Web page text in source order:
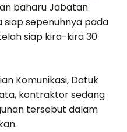
baharu Jabatan
siap sepenuhnya pada
siap kira-kira 30
Komunikasi, Datuk
kontraktor sedang
tersebut dalam